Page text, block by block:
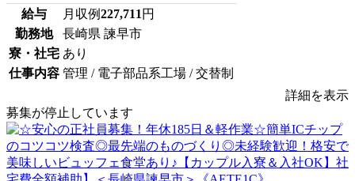
給与 月収例227,711 円
勤務地
長崎県 諫早市
寮・社宅 あり
仕事内容 管理 / 電子部品系工場 / 交替制
詳細を表示
募集が停止しています